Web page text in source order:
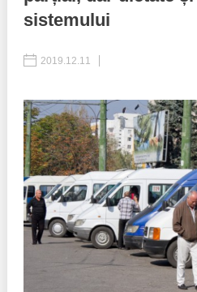
Inițiative desfășurate
Manual de proceduri
Note & poziții​
Organigrama IDIS
Politici regionale
Bunele practici
Laborator sociometric
Transparența guvernării locale
People Watch
Proces democratic
Agenda Națională de Business
sistemului
2019.12.11